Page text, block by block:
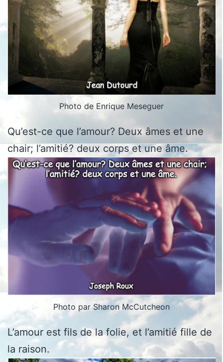
Photo de Enrique Meseguer
Qu’est-ce que l’amour? Deux âmes et une
chair; l’amitié? deux corps et une âme.
Photo par Sharon McCutcheon
L’amour est fils de la folie, et l’amitié fille de
la raison.